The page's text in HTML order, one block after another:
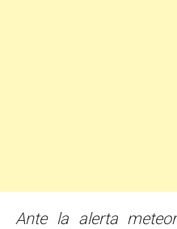
Ante la alerta